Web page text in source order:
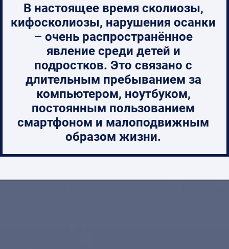
В настоящее время сколиозы,
кифосколиозы, нарушения осанки
– очень распространённое
явление среди детей и
подростков. Это связано с
длительным пребыванием за
компьютером, ноутбуком,
постоянным пользованием
смартфоном и малоподвижным
образом жизни.